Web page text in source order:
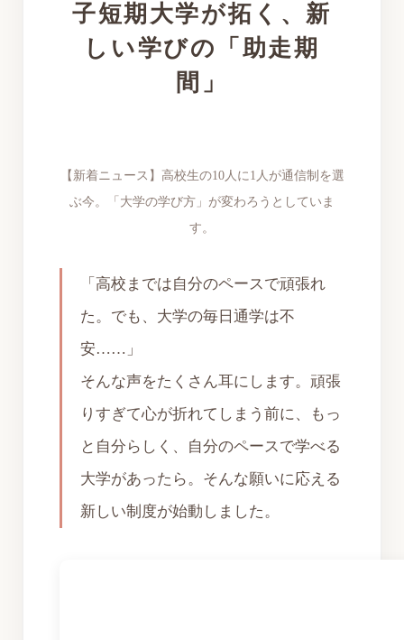
子短期大学が拓く、新
しい学びの「助走期
間」
【新着ニュース】高校生の10人に1人が通信制を選
ぶ今。「大学の学び方」が変わろうとしていま
す。
「高校までは自分のペースで頑張れ
た。でも、大学の毎日通学は不
安……」
そんな声をたくさん耳にします。頑張
りすぎて心が折れてしまう前に、もっ
と自分らしく、自分のペースで学べる
大学があったら。そんな願いに応える
新しい制度が始動しました。